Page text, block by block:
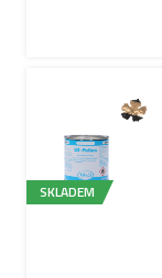
SKLADEM